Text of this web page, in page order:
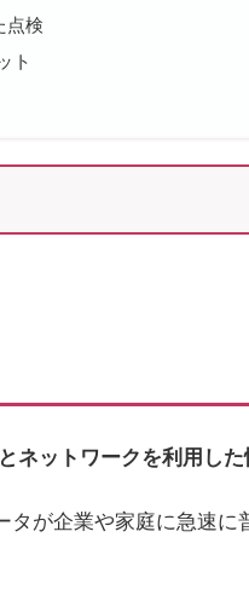
点検
ト
ネットワークを利用し
が企業や家庭に急速に